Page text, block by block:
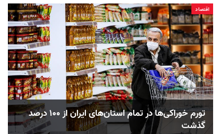
اقتصاد
تورم خوراکی‌ها در تمام استان‌های ایران از ۱۰۰ درصد
گذشت